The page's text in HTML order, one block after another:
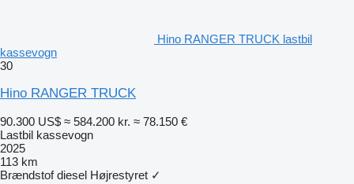
Hino RANGER TRUCK lastbil
kassevogn
30
Hino RANGER TRUCK
90.300 US$ ≈ 584.200 kr. ≈ 78.150 €
Lastbil kassevogn
2025
113 km
Brændstof diesel Højrestyret ✓